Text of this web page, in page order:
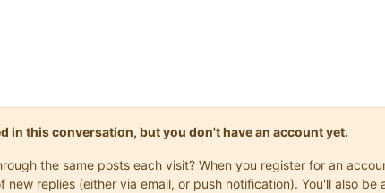
in this conversation, but you don't have an account yet.
the same posts each visit? When you register for an
replies (either via email, or push notification). You'll also